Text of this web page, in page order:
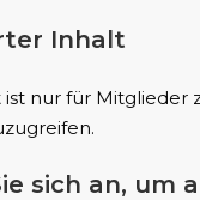
Inhalt
nur für Mitglieder
sich an, um